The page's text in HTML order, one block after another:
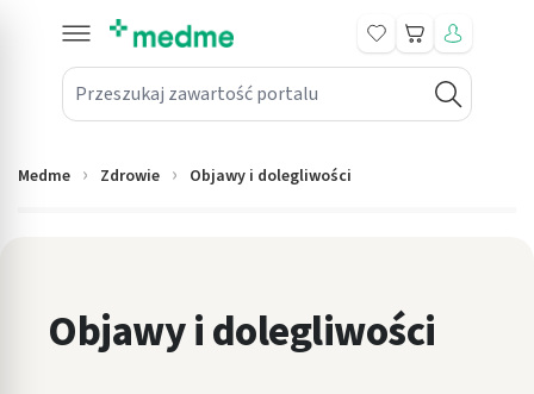
Przeszukaj zawartość portalu
Koszyk
submenu: Leki na receptę
submenu: Kosmetyki
Medme Zdrowie Objawy i dolegliwości
Objawy i dolegliwości